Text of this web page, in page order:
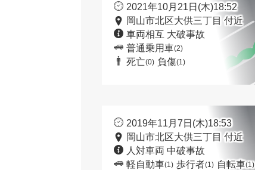
2021年10月21日(木)18:52
岡山市北区大供三丁目 付近
車両相互 大破事故
普通乗用車(2)
死亡(0) 負傷(1)
2019年11月7日(木)18:53
岡山市北区大供三丁目 付近
人対車両 中破事故
軽自動車(1) 歩行者(1) 自転車(1)